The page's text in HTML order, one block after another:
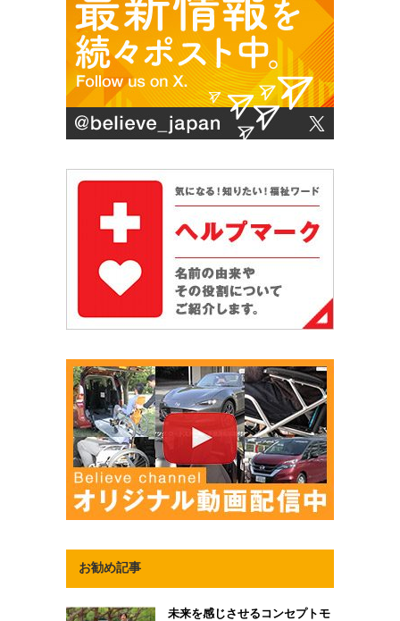
お勧め記事
未来を感じさせるコンセプトモ